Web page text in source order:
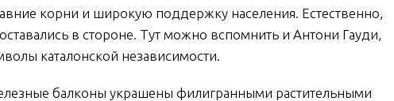
корни и широкую поддержку населения. Естественно,
в стороне. Тут можно вспомнить и Антони Гауди,
каталонской независимости.
балконы украшены филигранными растительными